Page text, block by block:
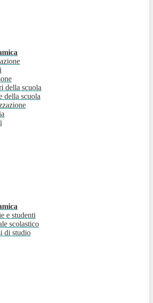
della scuola
della scuola
e studenti
scolastico
di studio